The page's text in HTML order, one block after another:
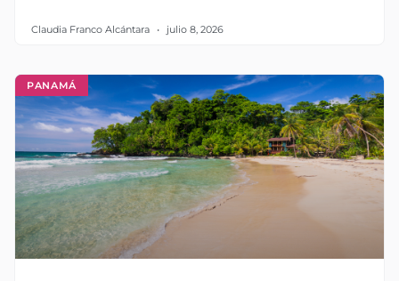
Claudia Franco Alcántara julio 8, 2026
PANAMÁ